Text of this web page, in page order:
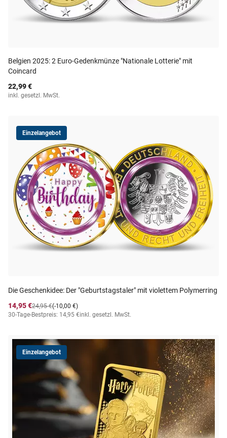
Belgien 2025: 2 Euro-Gedenkmünze "Nationale Lotterie" mit
Coincard
22,99 €
inkl. gesetzl. MwSt.
Einzelangebot
Die Geschenkidee: Der "Geburtstagstaler" mit violettem Polymerring
14,95 €
(-10,00 €)
24,95 €
30-Tage-Bestpreis: 14,95 €inkl. gesetzl. MwSt.
Einzelangebot